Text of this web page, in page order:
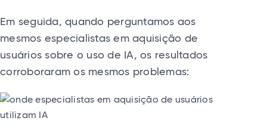
Em seguida, quando perguntamos aos
mesmos especialistas em aquisição de
usuários sobre o uso de IA, os resultados
corroboraram os mesmos problemas: